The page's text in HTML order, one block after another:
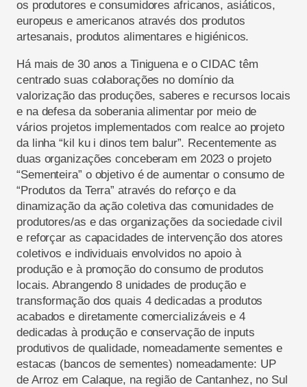
os produtores e consumidores africanos, asiáticos,
europeus e americanos através dos produtos
artesanais, produtos alimentares e higiénicos.
Há mais de 30 anos a Tiniguena e o CIDAC têm
centrado suas colaborações no domínio da
valorização das produções, saberes e recursos locais
e na defesa da soberania alimentar por meio de
vários projetos implementados com realce ao projeto
da linha “kil ku i dinos tem balur”. Recentemente as
duas organizações conceberam em 2023 o projeto
“Sementeira” o objetivo é de aumentar o consumo de
“Produtos da Terra” através do reforço e da
dinamização da ação coletiva das comunidades de
produtores/as e das organizações da sociedade civil
e reforçar as capacidades de intervenção dos atores
coletivos e individuais envolvidos no apoio à
produção e à promoção do consumo de produtos
locais. Abrangendo 8 unidades de produção e
transformação dos quais 4 dedicadas a produtos
acabados e diretamente comercializáveis e 4
dedicadas à produção e conservação de inputs
produtivos de qualidade, nomeadamente sementes e
estacas (bancos de sementes) nomeadamente: UP
de Arroz em Calaque, na região de Cantanhez, no Sul